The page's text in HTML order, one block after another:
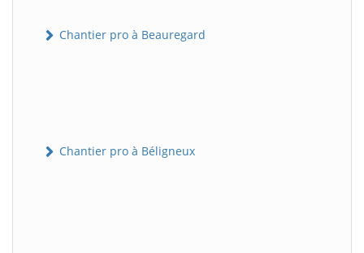
Chantier pro à Beauregard
Chantier pro à Béligneux